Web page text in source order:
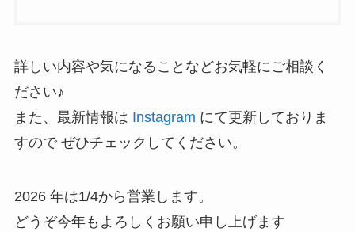
詳しい内容や気になることなどお気軽にご相談く
ださい♪
また、最新情報は Instagram にて更新しておりま
すので ぜひチェックしてください。
2026 年は1/4から営業します。
どうぞ今年もよろしくお願い申し上げます